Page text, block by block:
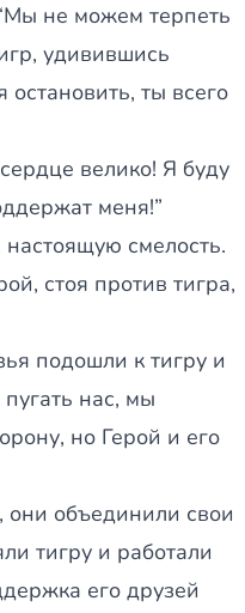
не можем терпеть
удивившись
ты всего
велико! Я буду
меня!”
смелость.
стоя против тигра,
подошли к тигру и
нас, мы
но Герой и его
они объединили свои
тигру и работали
его друзей